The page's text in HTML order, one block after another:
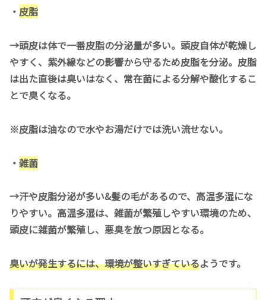
・ 皮脂
→頭皮は体で一番皮脂の分泌量が多い。頭皮自体が乾燥し
やすく、紫外線などの影響から守るため皮脂を分泌。皮脂
は出た直後は臭いはなく、常在菌による分解や酸化するこ
とで臭くなる。
※皮脂は油なので水やお湯だけでは洗い流せない。
・ 雑菌
→汗や皮脂分泌が多い&髪の毛があるので、高温多湿にな
りやすい。高温多湿は、雑菌が繁殖しやすい環境のため、
頭皮に雑菌が繁殖し、悪臭を放つ原因となる。
臭いが発生するには、環境が整いすぎているようです。